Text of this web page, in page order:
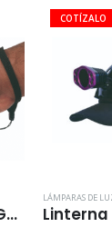
Linterna Labino UVG3 2.0
LÁMPARAS DE